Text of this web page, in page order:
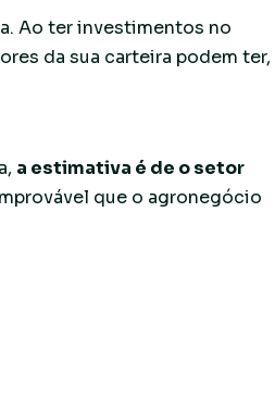
Ao ter investimentos no
da sua carteira podem ter,
a estimativa é de o setor
que o agronegócio